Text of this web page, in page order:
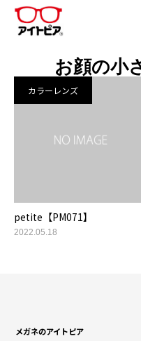
お顔の小
カラーレンズ
petite【PM071】
2022.05.18
メガネのアイトピア